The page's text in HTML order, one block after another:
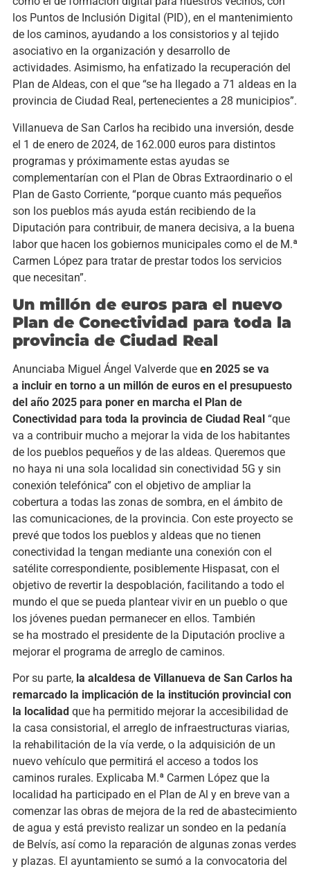
los Puntos de Inclusión Digital (PID), en el mantenimiento
de los caminos, ayudando a los consistorios y al tejido
asociativo en la organización y desarrollo de
actividades. Asimismo, ha enfatizado la recuperación del
Plan de Aldeas, con el que “se ha llegado a 71 aldeas en la
provincia de Ciudad Real, pertenecientes a 28 municipios”.
Villanueva de San Carlos ha recibido una inversión, desde
el 1 de enero de 2024, de 162.000 euros para distintos
programas y próximamente estas ayudas se
complementarían con el Plan de Obras Extraordinario o el
Plan de Gasto Corriente, “porque cuanto más pequeños
son los pueblos más ayuda están recibiendo de la
Diputación para contribuir, de manera decisiva, a la buena
labor que hacen los gobiernos municipales como el de M.ª
Carmen López para tratar de prestar todos los servicios
que necesitan”.
Un millón de euros para el nuevo
Plan de Conectividad para toda la
provincia de Ciudad Real
Anunciaba Miguel Ángel Valverde queen 2025 se va
a incluir en torno a un millón de euros en el presupuesto
del año 2025para poner en marcha el Plan de
Conectividad para toda la provincia de Ciudad Real“que
va a contribuir mucho a mejorar la vida de los habitantes
de los pueblos pequeños y de las aldeas. Queremos que
no haya ni una sola localidad sin conectividad 5G y sin
conexión telefónica” con el objetivo de ampliar la
cobertura a todas las zonas de sombra, en el ámbito de
las comunicaciones, de la provincia. Con este proyecto se
prevé que todos los pueblos y aldeas que no tienen
conectividad la tengan mediante una conexión con el
satélite correspondiente, posiblemente Hispasat,con el
objetivo de revertir la despoblación, facilitando a todo el
mundo el que se pueda plantear vivir en un pueblo o que
los jóvenes puedan permanecer en ellos. También
se ha mostrado el presidente de la Diputación proclive a
mejorar el programa de arreglo de caminos.
Por su parte,la alcaldesa de Villanueva de San Carlos ha
remarcado la implicación de la institución provincial con
la localidad que ha permitido mejorar la accesibilidad de
la casa consistorial, el arreglo de infraestructuras viarias,
la rehabilitación de la vía verde, o la adquisición de un
nuevo vehículo que permitirá el acceso a todos los
caminos rurales. Explicaba M.ª Carmen López que la
localidad ha participado en el Plan de Al y en breve van a
comenzar las obras de mejora de la red de abastecimiento
de agua y está previsto realizar un sondeo en la pedanía
de Belvís, así como la reparación de algunas zonas verdes
y plazas. El ayuntamiento se sumóa la convocatoria del